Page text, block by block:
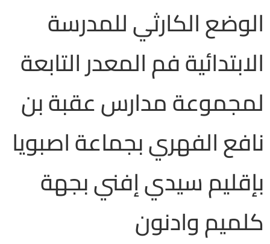
الوضع الكارثي للمدرسة
الابتدائية فم المعدر التابعة
لمجموعة مدارس عقبة بن
نافع الفهري بجماعة اصبويا
بإقليم سيدي إفني بجهة
كلميم وادنون